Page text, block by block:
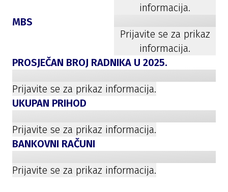
informacija.
MBS
Prijavite se za prikaz
informacija.
PROSJEČAN BROJ RADNIKA U 2025.
Prijavite se za prikaz informacija.
UKUPAN PRIHOD
Prijavite se za prikaz informacija.
BANKOVNI RAČUNI
Prijavite se za prikaz informacija.